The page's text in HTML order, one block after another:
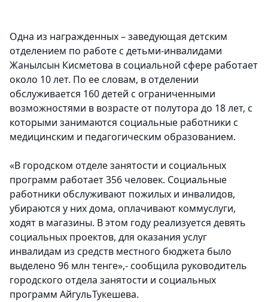
Одна из награжденных – заведующая детским
отделением по работе с детьми-инвалидами
Жанылсын Кисметова в социальной сфере работает
около 10 лет. По ее словам, в отделении
обслуживается 160 детей с ограниченными
возможностями в возрасте от полутора до 18 лет, с
которыми занимаются социальные работники с
медицинским и педагогическим образованием.
«В городском отделе занятости и социальных
программ работает 356 человек. Социальные
работники обслуживают пожилых и инвалидов,
убираются у них дома, оплачивают коммуслуги,
ходят в магазины. В этом году реализуется девять
социальных проектов, для оказания услуг
инвалидам из средств местного бюджета было
выделено 96 млн тенге»,- сообщила руководитель
городского отдела занятости и социальных
программ АйгульТукешева.